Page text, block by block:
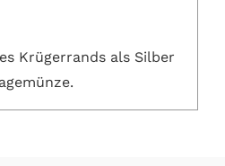
Krügerrands als Silber